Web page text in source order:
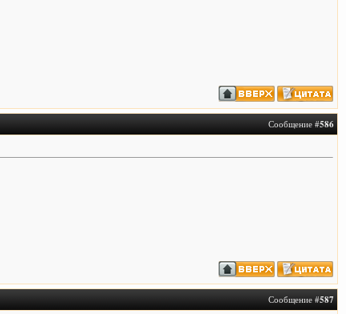
Сообщение #586
Сообщение #587